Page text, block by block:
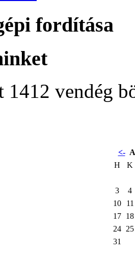
fordítása
1412 vendég
<-
H
K
3
4
10
11
17 18
24 25
31